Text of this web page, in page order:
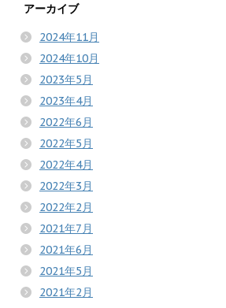
アーカイブ
2024年11月
2024年10月
2023年5月
2023年4月
2022年6月
2022年5月
2022年4月
2022年3月
2022年2月
2021年7月
2021年6月
2021年5月
2021年2月